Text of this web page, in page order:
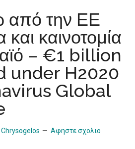
από την ΕΕ
και καινοτομία
– €1 billion
under H2020
Global
Chrysogelos Αφηστε σχολιο